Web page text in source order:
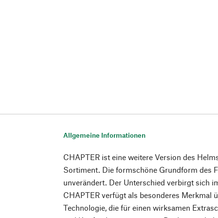
Allgemeine Informationen
CHAPTER ist eine weitere Version des
Sortiment. Die formschöne Grundform des
unverändert. Der Unterschied verbirgt sich
CHAPTER verfügt als besonderes Merkmal
Technologie, die für einen wirksamen